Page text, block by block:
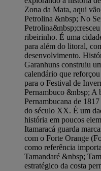
Zona da Mata, aqui
Petrolina &nbsp; No
ribeirinho. É uma
para além do litoral,
desenvolvimento.
Garanhuns construiu
calendário que
para o Festival de
Pernambuco &nbsp; A
Pernambucana de
do século XX. É um
história em poucos
Itamaracá guarda
com o Forte Orange
como referência
Tamandaré &nbsp;
estratégico da costa